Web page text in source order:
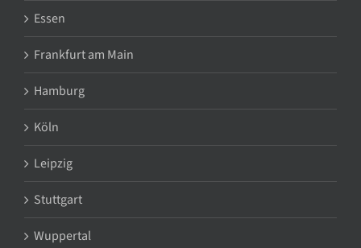
Essen
Frankfurt am Main
Hamburg
Köln
Leipzig
Stuttgart
Wuppertal